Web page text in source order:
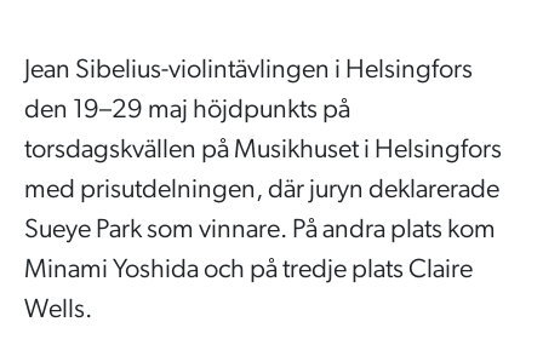
Jean Sibelius-violintävlingen i Helsingfors
den 19–29 maj höjdpunkts på
torsdagskvällen på Musikhuset i Helsingfors
med prisutdelningen, där juryn deklarerade
Sueye Park som vinnare. På andra plats kom
Minami Yoshida och på tredje plats Claire
Wells.